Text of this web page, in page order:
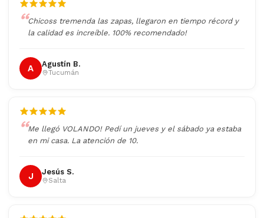
Chicoss tremenda las zapas, llegaron en tiempo récord y
la calidad es increíble. 100% recomendado!
A Agustín B.
Tucumán
Me llegó VOLANDO! Pedí un jueves y el sábado ya estaba
en mi casa. La atención de 10.
J Jesús S.
Salta